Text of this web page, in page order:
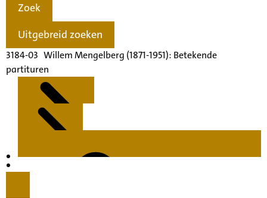
Zoek
Uitgebreid zoeken
3184-03 Willem Mengelberg (1871-1951): Betekende
partituren